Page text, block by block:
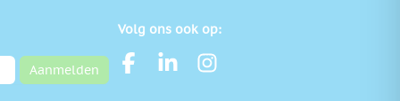
Aanmelden
Volg ons ook op: